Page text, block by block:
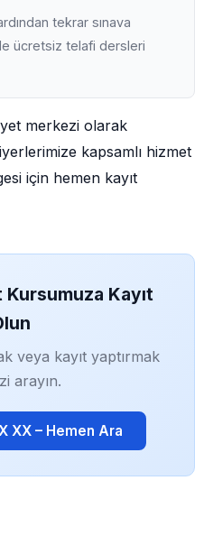
tekrar sınava
ücretsiz telafi dersleri
merkezi olarak
kapsamlı hizmet
için hemen kayıt
Kayıt
veya kayıt yaptırmak
arayın.
XX – Hemen Ara